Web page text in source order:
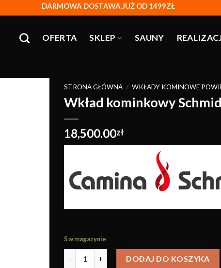
DARMOWA DOSTAWA JUŻ OD 1499ZŁ
OFERTA SKLEP SAUNY
STRONA GŁÓWNA / WKŁADY KOMINOWE
Wkład kominkowy
18,500.00zł
5 w magazynie
DODAJ DO KOSZYKA